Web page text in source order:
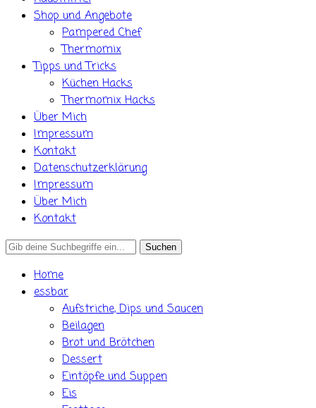
Shop und Angebote
Pampered Chef
Thermomix
Tipps und Tricks
Küchen Hacks
Thermomix Hacks
Über Mich
Impressum
Kontakt
Datenschutzerklärung
Impressum
Über Mich
Kontakt
Search
Home
essbar
Aufstriche, Dips und Saucen
Beilagen
Brot und Brötchen
Dessert
Eintöpfe und Suppen
Eis